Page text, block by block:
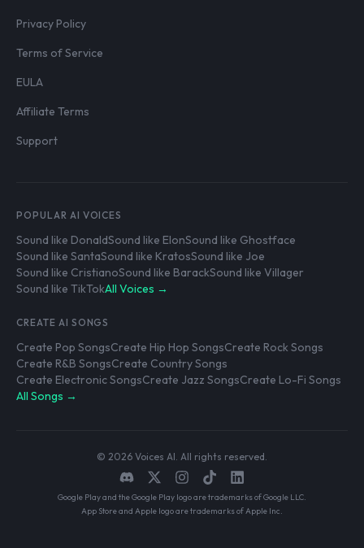
Privacy Policy
Terms of Service
EULA
Affiliate Terms
Support
POPULAR AI VOICES
Sound like DonaldSound like ElonSound like Ghostface
Sound like SantaSound like KratosSound like Joe
Sound like CristianoSound like BarackSound like Villager
Sound like TikTokAll Voices →
CREATE AI SONGS
Create Pop SongsCreate Hip Hop SongsCreate Rock Songs
Create R&B SongsCreate Country Songs
Create Electronic SongsCreate Jazz SongsCreate Lo-Fi Songs
All Songs →
© 2026 Voices AI. All rights reserved.
Google Play and the Google Play logo are trademarks of Google LLC.
App Store and Apple logo are trademarks of Apple Inc.